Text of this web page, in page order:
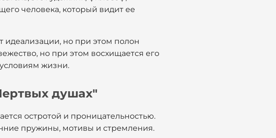
человека, который видит ее
идеализации, но при этом полон
но при этом восхищается его
жизни.
душах"
остротой и проницательностью.
пружины, мотивы и стремления.